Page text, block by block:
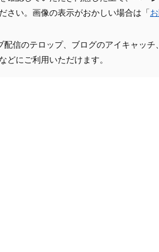
さい。画像の表示がおかしい場合は「
配信のテロップ、ブログのアイキャッ
どにご利用いただけます。